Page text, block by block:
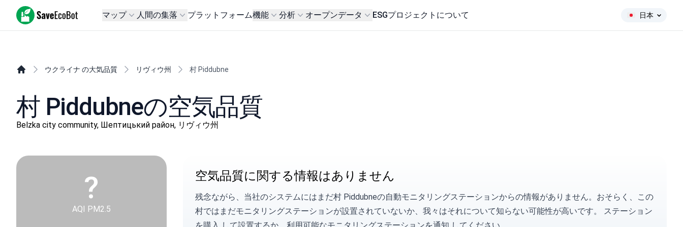
SaveEcoBot マップ 人間の集落 プラットフォーム機能 分析 オープンデータ ESGプロジェクトについて 日本
ウクライナ の大気品質 リヴィウ州 村 Piddubne
村 Piddubneの空気品質
Belzka city community, Шептицький район, リヴィウ州
?
AQI PM2.5
空気品質に関する情報はありません
残念ながら、当社のシステムにはまだ村 Piddubneの自動モニタリングステーションからの情報がありません。おそらく、この
村ではまだモニタリングステーションが設置されていないか、我々はそれについて知らない可能性が高いです。 ステーション